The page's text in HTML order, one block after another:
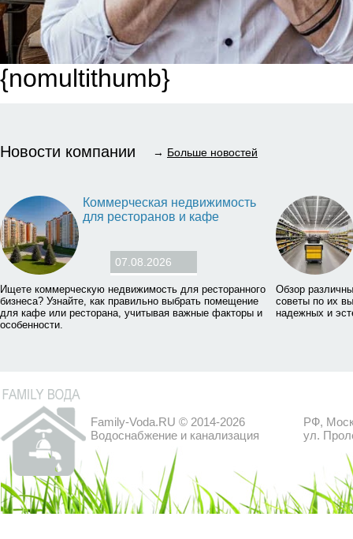
{nomultithumb}
Новости компании → Больше новостей
Коммерческая недвижимость
для ресторанов и кафе
07.08.2026
Ищете коммерческую недвижимость для ресторанного
бизнеса? Узнайте, как правильно выбрать помещение
для кафе или ресторана, учитывая важные факторы и
особенности.
Обзор
советы по их
надежных и
Family-Voda.RU © 2014-2026
Водоснабжение и канализация
РФ,
ул.